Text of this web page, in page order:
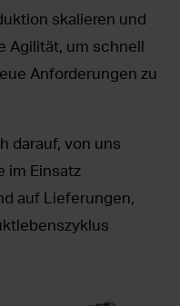
skalieren und
Agilität, um schnell
Anforderungen zu
darauf, von uns
im Einsatz
auf Lieferungen,